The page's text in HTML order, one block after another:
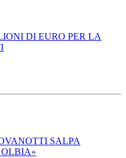
DI EURO PER LA
SALPA